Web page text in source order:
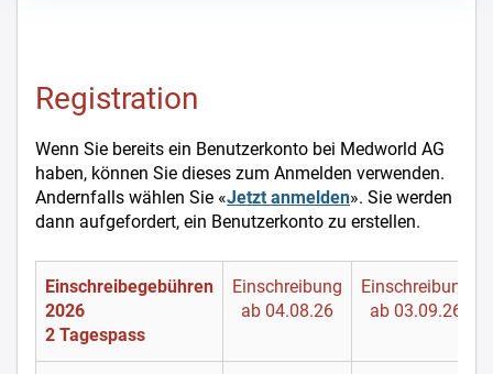
Registration
Wenn Sie bereits ein Benutzerkonto bei Medworld AG
haben, können Sie dieses zum Anmelden verwenden.
Andernfalls wählen Sie «Jetzt anmelden». Sie werden
dann aufgefordert, ein Benutzerkonto zu erstellen.
Einschreibegebühren
2026
2 Tagespass
Einschreibung
ab 04.08.26
Einschreibung
ab 03.09.26